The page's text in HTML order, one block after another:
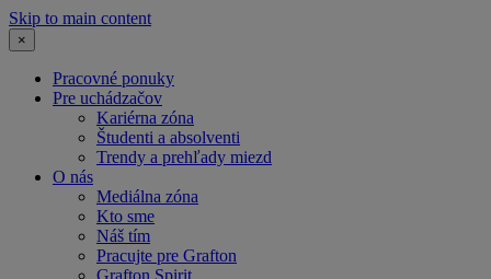
Skip to main content
×
Pracovné ponuky
Pre uchádzačov
Kariérna zóna
Študenti a absolventi
Trendy a prehľady miezd
O nás
Mediálna zóna
Kto sme
Náš tím
Pracujte pre Grafton
Grafton Spirit